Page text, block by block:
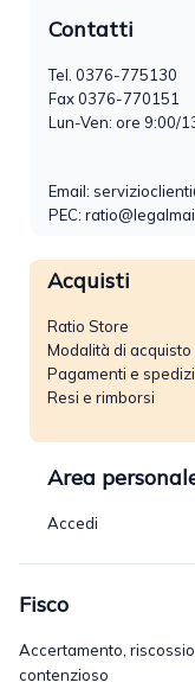
Contatti
Tel. 0376-775130
Fax 0376-770151
Lun-Ven: ore 9:00/
Email:
PEC:
Acquisti
Ratio Store
Modalità di acquisto
Pagamenti e
Resi e rimborsi
Area
Accedi
Fisco
Accertamento,
contenzioso